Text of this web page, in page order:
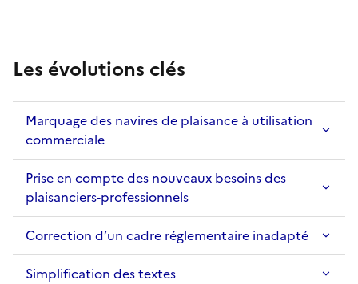
Les évolutions clés
Marquage des navires de plaisance à utilisation
commerciale
Prise en compte des nouveaux besoins des
plaisanciers-professionnels
Correction d’un cadre réglementaire inadapté
Simplification des textes